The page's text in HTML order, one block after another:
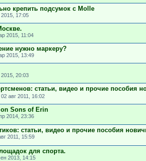
крепить подсумок с Molle
2015, 17:05
2015, 11:04
нужно маркеру?
2015, 13:49
2015, 20:03
статьи, видео и прочие пособия
02 авг 2011, 16:02
Sons of Erin
2014, 23:36
статьи, видео и прочие пособия
2011, 15:59
для спорта.
2013, 14:15